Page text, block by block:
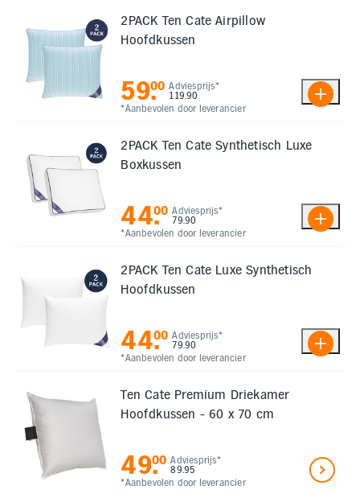
2PACK Ten Cate Airpillow
Hoofdkussen
Adviesprijs*
119.90
*Aanbevolen door leverancier
59.
00
2PACK Ten Cate Synthetisch Luxe
Boxkussen
Adviesprijs*
79.90
*Aanbevolen door leverancier
44.
00
2PACK Ten Cate Luxe Synthetisch
Hoofdkussen
Adviesprijs*
79.90
*Aanbevolen door leverancier
44.
00
Ten Cate Premium Driekamer
Hoofdkussen - 60 x 70 cm
Adviesprijs*
89.95
*Aanbevolen door leverancier
49.
00